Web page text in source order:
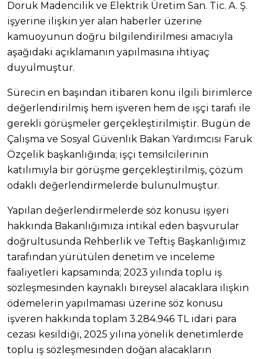
Doruk Madencilik ve Elektrik Üretim San. Tic. A. Ş.
işyerine ilişkin yer alan haberler üzerine
kamuoyunun doğru bilgilendirilmesi amacıyla
aşağıdaki açıklamanın yapılmasına ihtiyaç
duyulmuştur.
Sürecin en başından itibaren konu ilgili birimlerce
değerlendirilmiş hem işveren hem de işçi tarafı ile
gerekli görüşmeler gerçekleştirilmiştir. Bugün de
Çalışma ve Sosyal Güvenlik Bakan Yardımcısı Faruk
Özçelik başkanlığında; işçi temsilcilerinin
katılımıyla bir görüşme gerçekleştirilmiş, çözüm
odaklı değerlendirmelerde bulunulmuştur.
Yapılan değerlendirmelerde söz konusu işyeri
hakkında Bakanlığımıza intikal eden başvurular
doğrultusunda Rehberlik ve Teftiş Başkanlığımız
tarafından yürütülen denetim ve inceleme
faaliyetleri kapsamında; 2023 yılında toplu iş
sözleşmesinden kaynaklı bireysel alacaklara ilişkin
ödemelerin yapılmaması üzerine söz konusu
işveren hakkında toplam 3.284.946 TL idari para
cezası kesildiği, 2025 yılına yönelik denetimlerde
toplu iş sözleşmesinden doğan alacakların